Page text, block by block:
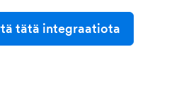
tätä integraatiota